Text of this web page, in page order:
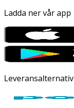
Ladda ner vår app
Leveransalternativ